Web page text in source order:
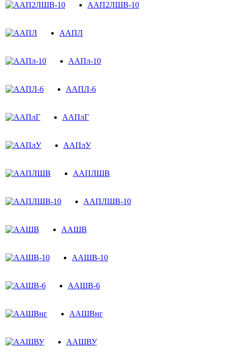
ААП2ЛШВ-10
ААПЛ
ААПл-10
ААПЛ-6
ААПлГ
ААПлУ
ААПЛШВ
ААПЛШВ-10
ААШВ
ААШВ-10
ААШВ-6
ААШВнг
ААШВУ